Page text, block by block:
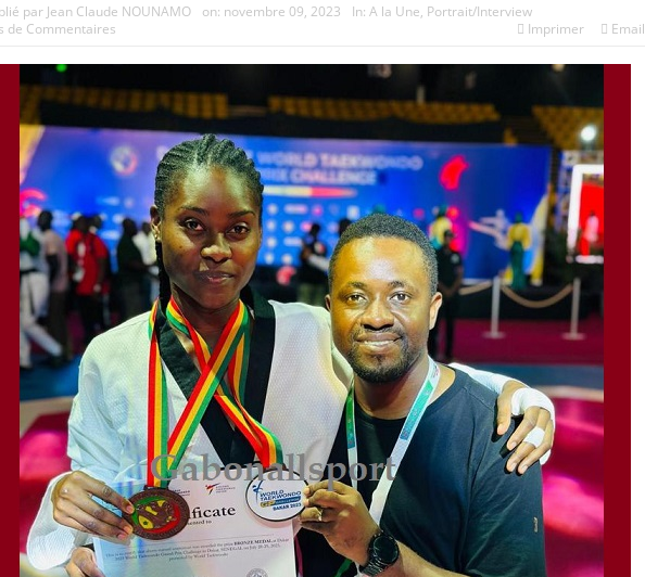
par Jean Claude NOUNAMO on: novembre 09, 2023 In: A la Une, Portrait/Interview
de Commentaires
Imprimer Email